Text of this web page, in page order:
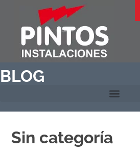
BLOG
Sin categoría